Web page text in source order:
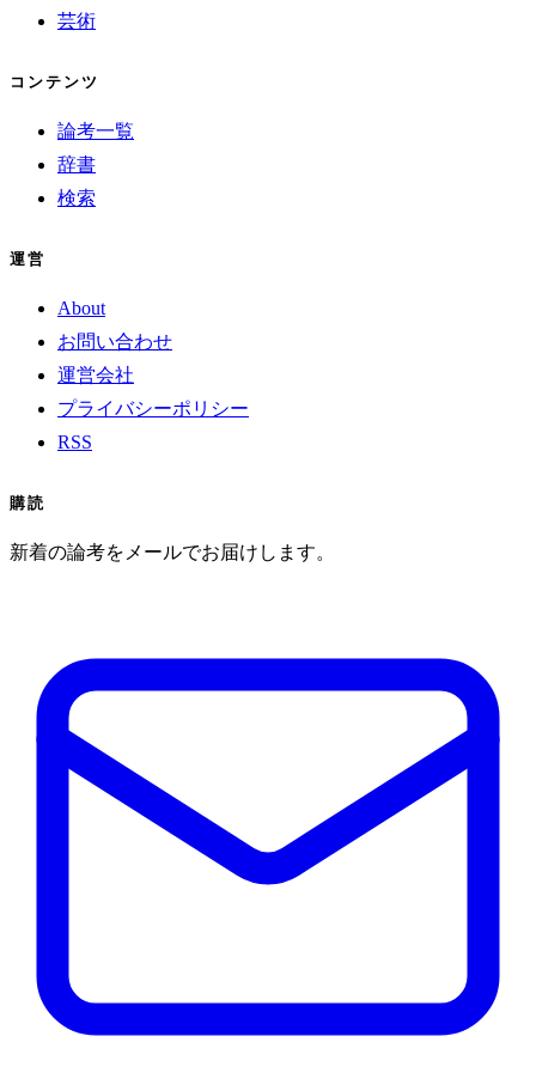
芸術
コンテンツ
論考一覧
辞書
検索
運営
About
お問い合わせ
運営会社
プライバシーポリシー
RSS
購読
新着の論考をメールでお届けします。